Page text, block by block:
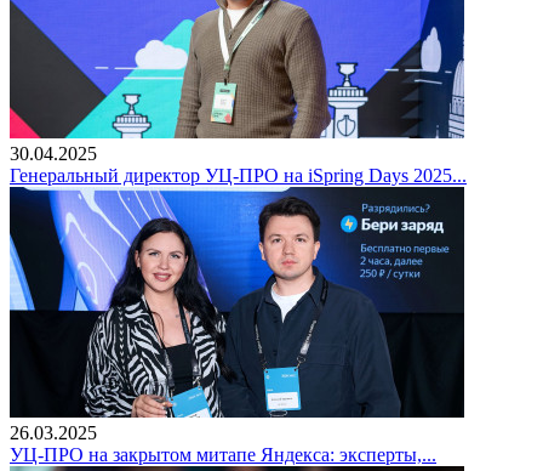
30.04.2025
Генеральный директор УЦ-ПРО на iSpring Days 2025...
26.03.2025
УЦ-ПРО на закрытом митапе Яндекса: эксперты,...